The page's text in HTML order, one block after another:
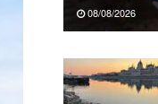
08/08/2026